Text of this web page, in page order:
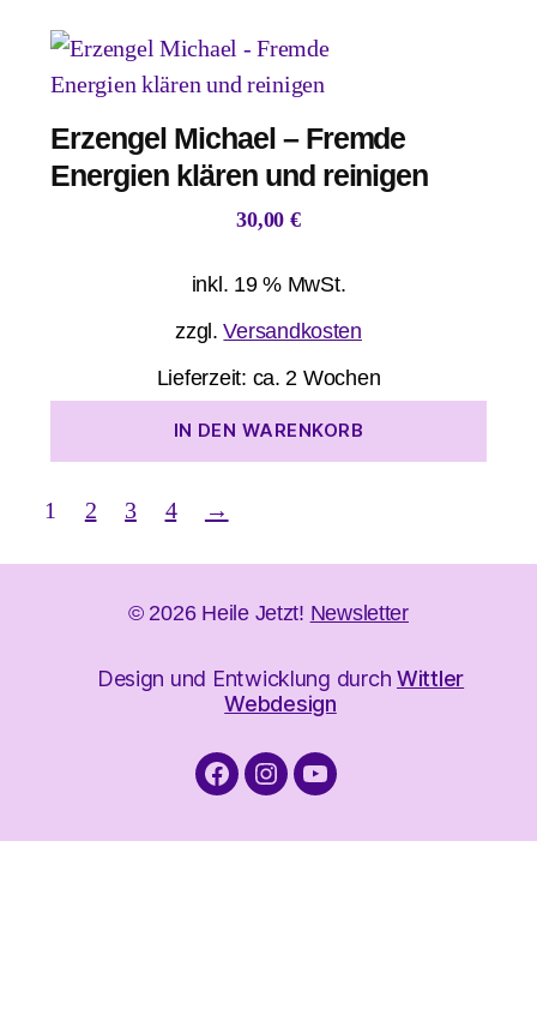
Erzengel Michael – Fremde
Energien klären und reinigen
30,00 €
inkl. 19 % MwSt.
zzgl.Versandkosten
Lieferzeit: ca. 2 Wochen
IN DEN WARENKORB
1 2 3 4 →
© 2026 Heile Jetzt! Newsletter
Design und Entwicklung durchWittler
Webdesign
FacebookInstagramYouTube